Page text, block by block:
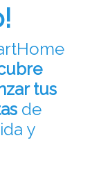
tus
de
y